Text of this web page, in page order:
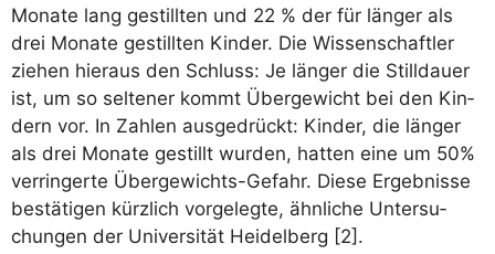
Mona­te lang gestill­ten und 22 % der für län­ger als
drei Mona­te gestill­ten Kin­der. Die Wis­sen­schaft­ler
zie­hen hier­aus den Schluss: Je län­ger die Still­dau­er
ist, um so sel­te­ner kommt Über­ge­wicht bei den Kin­
dern vor. In Zah­len aus­ge­drückt: Kin­der, die län­ger
als drei Mona­te gestillt wur­den, hat­ten eine um 50%
ver­rin­ger­te Über­ge­wichts-Gefahr. Die­se Ergeb­nis­se
bestä­ti­gen kürz­lich vor­ge­leg­te, ähn­li­che Unter­su­
chun­gen der Uni­ver­si­tät Hei­del­berg [2].